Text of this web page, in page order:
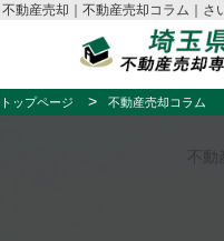
不動産売却｜不動産売却コラム｜さ
トップページ 不動産売却コラム
不動